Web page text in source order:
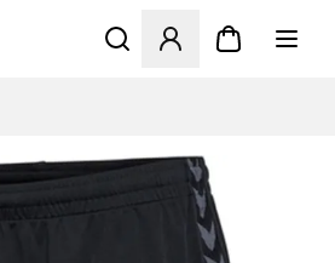
Öffnet ein neues Fenster